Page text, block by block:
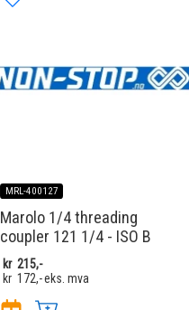
MRL-400127
Marolo 1/4 threading
coupler 121 1/4 - ISO B
kr 215,-
kr 172,-eks. mva